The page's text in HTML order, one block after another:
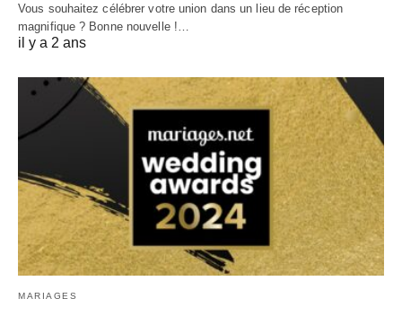
Vous souhaitez célébrer votre union dans un lieu de réception
magnifique ? Bonne nouvelle !…
il y a 2 ans
MARIAGES